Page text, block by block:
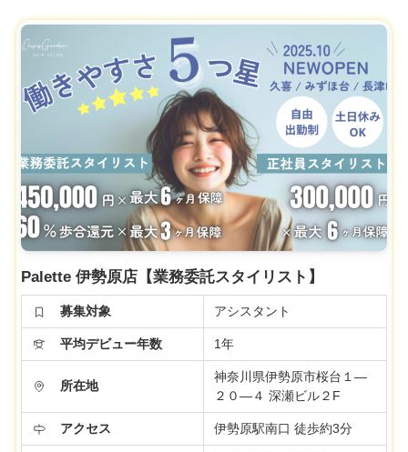
Palette 伊勢原店【業務委託スタイリスト】
募集対象 アシスタント
平均デビュー年数 1年
所在地
神奈川県伊勢原市桜台１―
２０―４ 深瀬ビル２F
アクセス 伊勢原駅南口 徒歩約3分